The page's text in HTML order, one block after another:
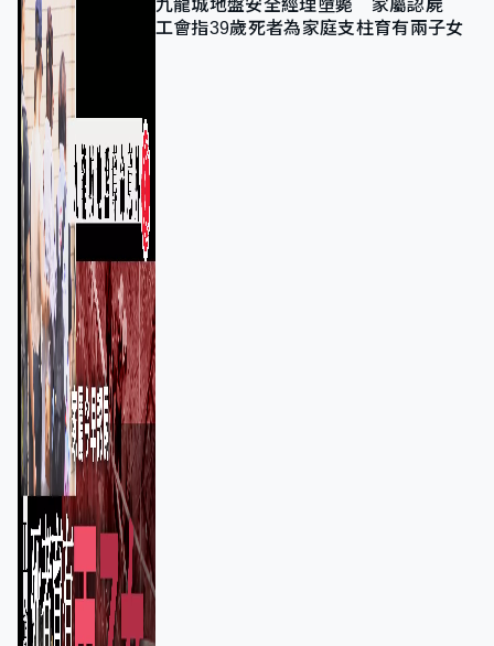
九龍城地盤安全經理墮斃 家屬認屍
工會指39歲死者為家庭支柱育有兩子女